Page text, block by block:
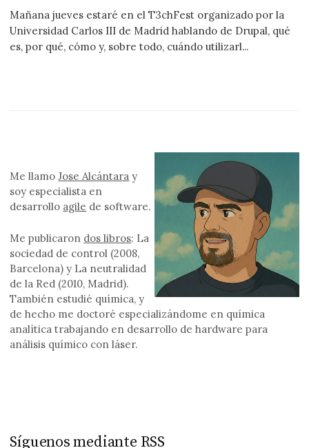
Mañana jueves estaré en el T3chFest organizado por la
Universidad Carlos III de Madrid hablando de Drupal, qué
es, por qué, cómo y, sobre todo, cuándo utilizarl...
Me llamoJose Alcántara y
soy especialista en
desarrollo agile de software.
Me publicaron dos libros: La
sociedad de control (2008,
Barcelona) y La neutralidad
de la Red (2010, Madrid).
También estudié química, y
de hecho me doctoré especializándome en química
analítica trabajando en desarrollo de hardware para
análisis químico con láser.
Síguenos mediante RSS